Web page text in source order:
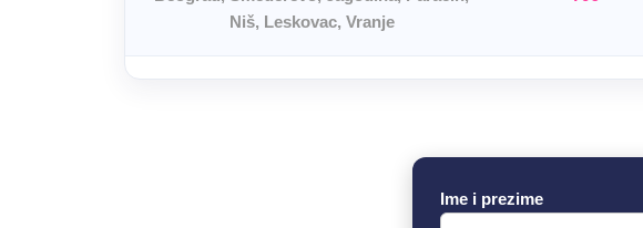
Niš, Leskovac, Vranje
Ime i prezime